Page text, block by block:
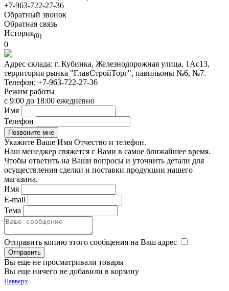
+7-963-722-27-36
Обратный звонок
Обратная связь
История(0)
0
Адрес склада: г. Кубинка, Железнодорожная улица, 1Ас13,
территория рынка "ГлавСтройТорг", павильоны №6, №7.
Телефон: +7-963-722-27-36
Режим работы
с 9:00 до 18:00 ежедневно
Имя
Телефон
Укажите Ваше Имя Отчество и телефон.
Наш менеджер свяжется с Вами в самое ближайшее время.
Чтобы ответить на Ваши вопросы и уточнить детали для
осуществления сделки и поставки продукции нашего
магазина.
Имя
E-mail
Тема
Отправить копию этого сообщения на Ваш адрес
Вы еще не просматривали товары
Вы еще ничего не добавили в корзину
Навверх